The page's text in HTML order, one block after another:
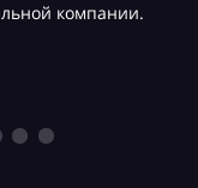
компании.